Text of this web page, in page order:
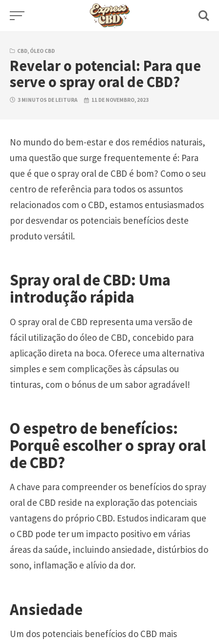
Skip
CBD, ÓLEO CBD
Revelar o potencial: Para que
serve o spray oral de CBD?
3 MINUTOS DE LEITURA 11 DE NOVEMBRO, 2023
No mundo do bem-estar e dos remédios naturais,
uma questão que surge frequentemente é: Para
que é que o spray oral de CBD é bom? Como o seu
centro de referência para todos os assuntos
relacionados com o CBD, estamos entusiasmados
por desvendar os potenciais benefícios deste
produto versátil.
Spray oral de CBD: Uma
introdução rápida
O spray oral de CBD representa uma versão de
fácil utilização do óleo de CBD, concebido para
aplicação direta na boca. Oferece uma alternativa
simples e sem complicações às cápsulas ou
tinturas, com o bónus de um sabor agradável!
O espetro de benefícios:
Porquê escolher o spray oral
de CBD?
A chave para compreender os benefícios do spray
oral de CBD reside na exploração das potenciais
vantagens do próprio CBD. Estudos indicaram que
o CBD pode ter um impacto positivo em várias
áreas da saúde, incluindo ansiedade, distúrbios do
sono, inflamação e alívio da dor.
Ansiedade
Um dos potenciais benefícios do CBD mais